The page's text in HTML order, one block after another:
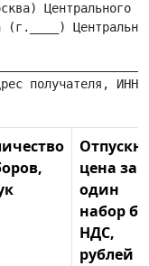
Центрального
(г.____)
получателя, ИНН)
цена за
один
набор
НДС,
рублей